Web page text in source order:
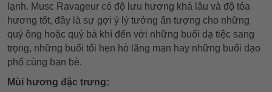
lạnh. Musc Ravageur có độ lưu hương khá lâu và độ tỏa
hương tốt, đây là sự gợi ý lý tưởng ấn tượng cho những
quý ông hoặc quý bà khí đến với những buổi dạ tiệc sang
trọng, những buổi tối hẹn hò lãng mạn hay những buổi dạo
phố cùng bạn bè.
Mùi hương đặc trưng: